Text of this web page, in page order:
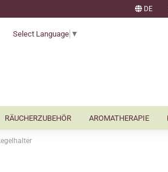
DE
Select Language ▼
RÄUCHERZUBEHÖR AROMATHERAPIE